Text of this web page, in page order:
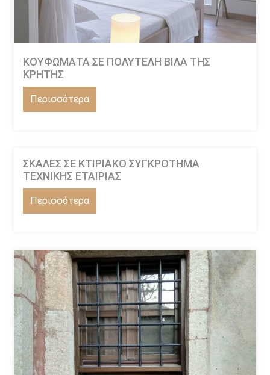
ΚΟΥΦΩΜΑΤΑ ΣΕ ΠΟΛΥΤΕΛΗ ΒΙΛΑ ΤΗΣ
ΚΡΗΤΗΣ
Περισσότερα
ΣΚΑΛΕΣ ΣΕ ΚΤΙΡΙΑΚΟ ΣΥΓΚΡΟΤΗΜΑ
ΤΕΧΝΙΚΗΣ ΕΤΑΙΡΙΑΣ
Περισσότερα